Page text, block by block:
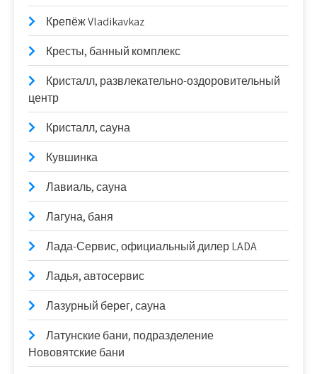
Крепёж Vladikavkaz
Кресты, банный комплекс
Кристалл, развлекательно-оздоровительный
центр
Кристалл, сауна
Кувшинка
Лавиаль, сауна
Лагуна, баня
Лада-Сервис, официальный дилер LADA
Ладья, автосервис
Лазурный берег, сауна
Латунские бани, подразделение
Нововятские бани